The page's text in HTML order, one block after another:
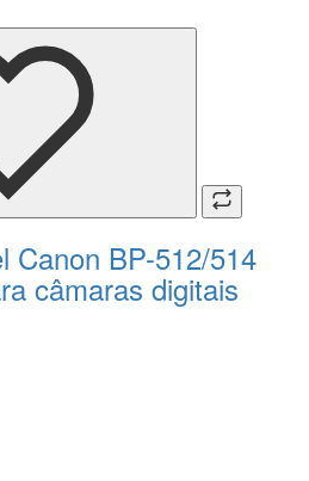
Canon BP-512/514
câmaras digitais